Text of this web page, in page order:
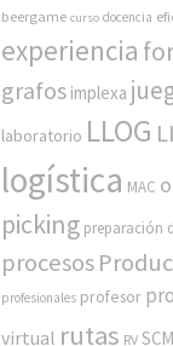
s
beergame curso docencia
experiencia
grafos implexa
laboratorio LLOG
logística MAC
picking preparación
procesos
profesionales profesor
virtual rutas RV SCM